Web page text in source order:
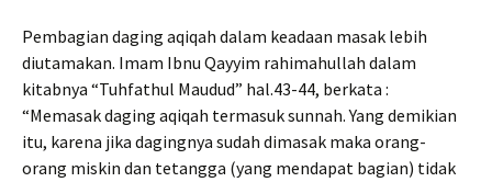
Pembagian daging aqiqah dalam keadaan masak lebih
diutamakan. Imam Ibnu Qayyim rahimahullah dalam
kitabnya “Tuhfathul Maudud” hal.43-44, berkata :
“Memasak daging aqiqah termasuk sunnah. Yang demikian
itu, karena jika dagingnya sudah dimasak maka orang-
orang miskin dan tetangga (yang mendapat bagian) tidak